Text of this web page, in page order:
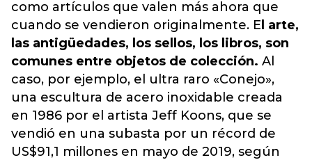
como artículos que valen más ahora que
cuando se vendieron originalmente. E l arte,
las antigüedades, los sellos, los libros, son
comunes entre objetos de colección. Al
caso, por ejemplo, el ultra raro «Conejo»,
una escultura de acero inoxidable creada
en 1986 por el artista Jeff Koons, que se
vendió en una subasta por un récord de
US$91,1 millones en mayo de 2019, según